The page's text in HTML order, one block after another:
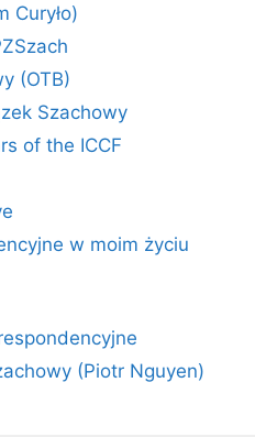
Curyło)
(OTB)
Szachowy
of the ICCF
w moim życiu
(Piotr Nguyen)